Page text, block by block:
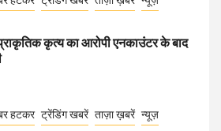
कृत्य का आरोपी एनकाउंटर के बाद
हटकर ट्रेंडिंग खबरें ताज़ा ख़बरें न्यूज़